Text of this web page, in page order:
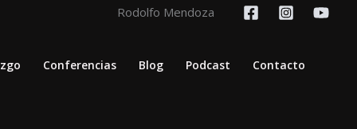
Rodolfo Mendoza
Conferencias Blog Podcast Contacto